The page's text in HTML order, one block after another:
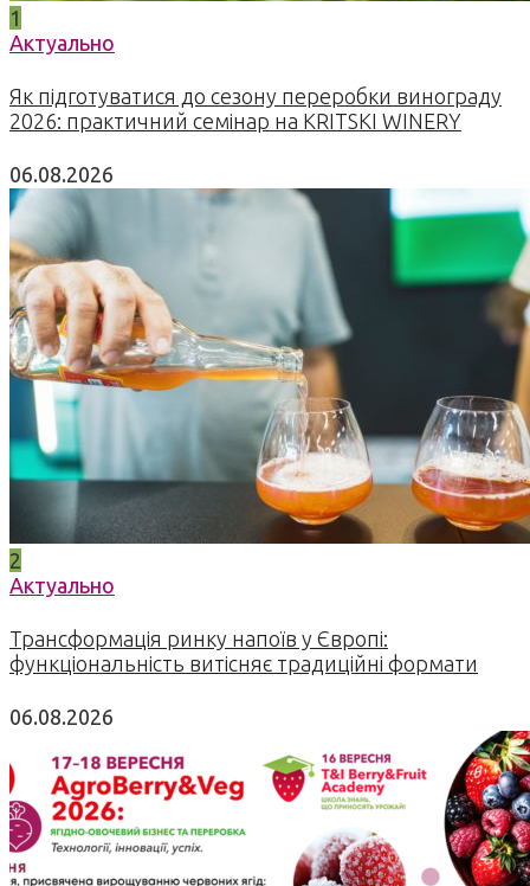
1
Актуально
Як підготуватися до сезону переробки винограду
2026: практичний семінар на KRITSKI WINERY
06.08.2026
2
Актуально
Трансформація ринку напоїв у Європі:
функціональність витісняє традиційні формати
06.08.2026